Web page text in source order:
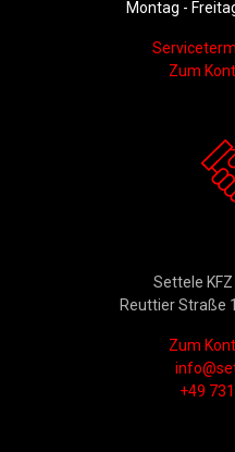
Montag -
Zum
Settele KFZ
Reuttier Straße
Zum
+49